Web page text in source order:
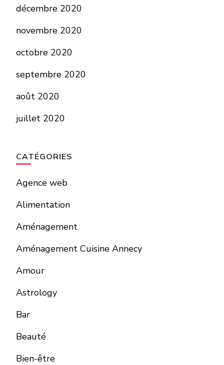
décembre 2020
novembre 2020
octobre 2020
septembre 2020
août 2020
juillet 2020
CATÉGORIES
Agence web
Alimentation
Aménagement
Aménagement Cuisine Annecy
Amour
Astrology
Bar
Beauté
Bien-être